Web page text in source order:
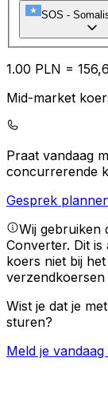
SOS -
1.00 PLN = 15
Mid-market
Praat vandaag
concurrerende
Gesprek
Wij gebruiken
Converter. Dit
koers niet bij
verzendkoersen
Wist je dat je
sturen?
Meld je vandaag